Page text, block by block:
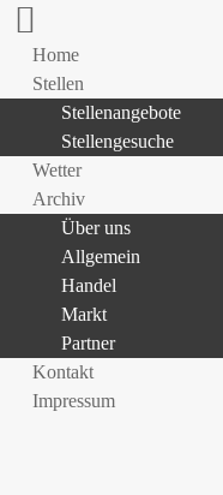
STELLENANGEBOTE!!!
VEILING RHEIN-
2016 MIT 2,5
Vermarktungssicht
Anlieferer als auch
Marktentwicklung
Home
Stellen
Stellenangebote
Stellengesuche
Wetter
Archiv
Über uns
Allgemein
Handel
Markt
Partner
Kontakt
Impressum